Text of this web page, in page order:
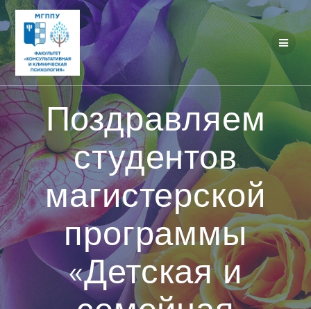
Перейти
к
контенту
Поздравляем
студентов
магистерской
программы
«Детская и